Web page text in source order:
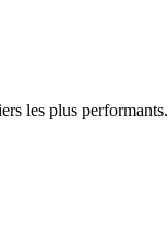
les plus performants.